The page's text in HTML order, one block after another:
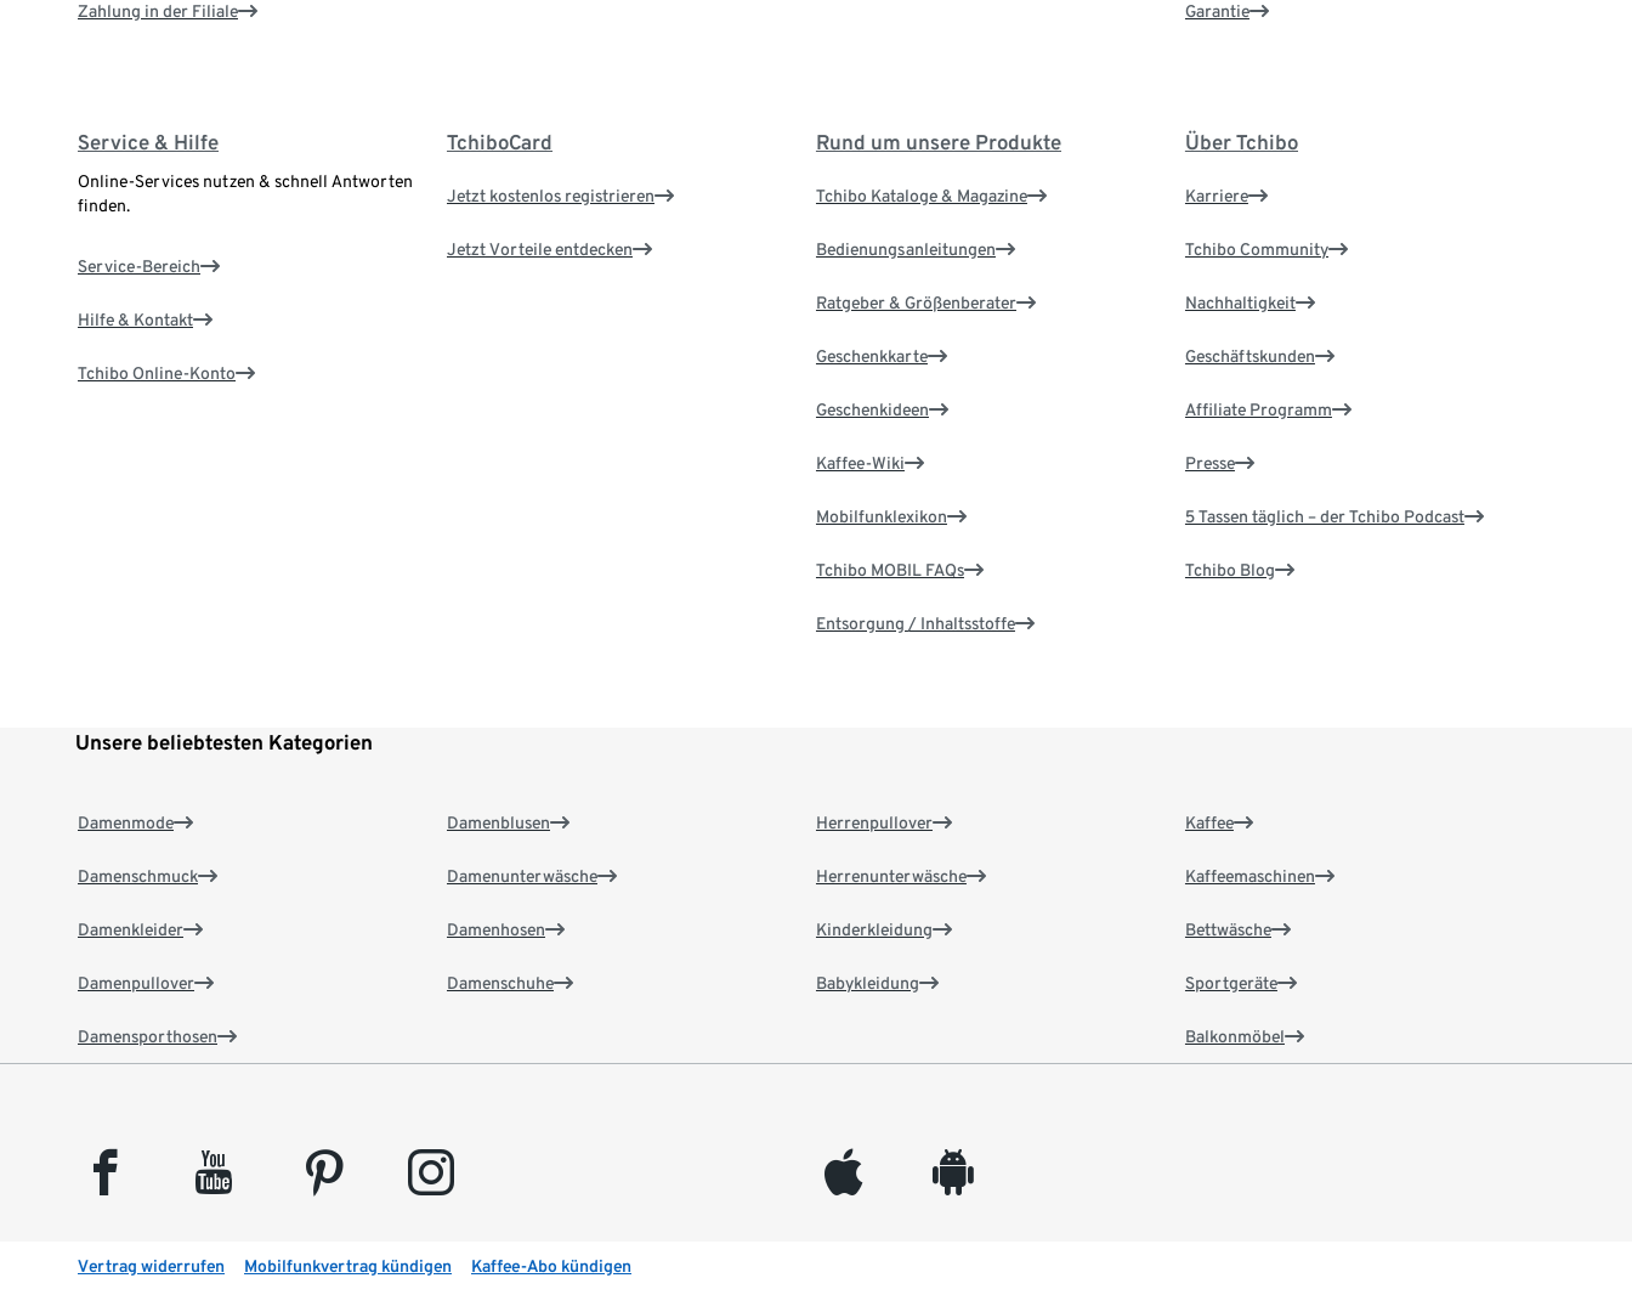
Zahlung in der Filiale Garantie
Service & Hilfe
Online-Services nutzen & schnell Antworten
finden.
Service-Bereich
Hilfe & Kontakt
Tchibo Online-Konto
TchiboCard
Jetzt kostenlos registrieren
Jetzt Vorteile entdecken
Rund um unsere Produkte
Tchibo Kataloge & Magazine
Bedienungsanleitungen
Ratgeber & Größenberater
Geschenkkarte
Geschenkideen
Kaffee-Wiki
Mobilfunklexikon
Tchibo MOBIL FAQs
Entsorgung / Inhaltsstoffe
Über Tchibo
Karriere
Tchibo Community
Nachhaltigkeit
Geschäftskunden
Affiliate Programm
Presse
5 Tassen täglich – der Tchibo Podcast
Tchibo Blog
Unsere beliebtesten Kategorien
Damenmode
Damenschmuck
Damenkleider
Damenpullover
Damensporthosen
Damenblusen
Damenunterwäsche
Damenhosen
Damenschuhe
Herrenpullover
Herrenunterwäsche
Kinderkleidung
Babykleidung
Kaffee
Kaffeemaschinen
Bettwäsche
Sportgeräte
Balkonmöbel
facebook youtube pinterest instagram appleinc android
Vertrag widerrufen Mobilfunkvertrag kündigen Kaffee-Abo kündigen